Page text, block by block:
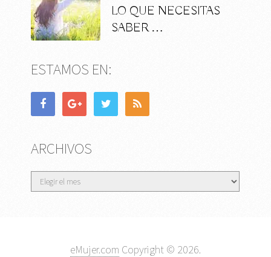
LO QUE NECESITAS
SABER …
ESTAMOS EN:
ARCHIVOS
Archivos
eMujer.com Copyright © 2026.